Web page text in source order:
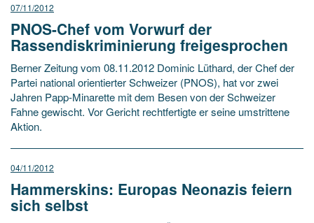
07/11/2012
PNOS-Chef vom Vorwurf der
Rassendiskriminierung freigesprochen
Berner Zeitung vom 08.11.2012 Dominic Lüthard, der Chef der
Partei national orientierter Schweizer (PNOS), hat vor zwei
Jahren Papp-Minarette mit dem Besen von der Schweizer
Fahne gewischt. Vor Gericht rechtfertigte er seine umstrittene
Aktion.
04/11/2012
Hammerskins: Europas Neonazis feiern
sich selbst